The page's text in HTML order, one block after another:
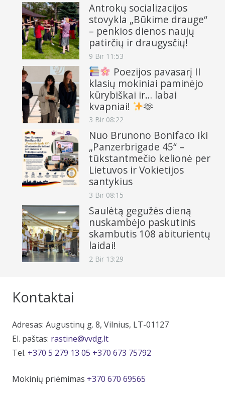
Antrokų socializacijos
stovykla „Būkime drauge“
– penkios dienos naujų
patirčių ir draugysčių!
9 Bir 11:53
Poezijos pavasarį II
klasių mokiniai paminėjo
kūrybiškai ir… labai
kvapniai!
🫶
3 Bir 08:22
Nuo Brunono Bonifaco iki
„Panzerbrigade 45“ –
tūkstantmečio kelionė per
Lietuvos ir Vokietijos
santykius
3 Bir 08:15
Saulėtą gegužės dieną
nuskambėjo paskutinis
skambutis 108 abiturientų
laidai!
2 Bir 13:29
Kontaktai
Adresas: Augustinų g. 8, Vilnius, LT-01127
El. paštas: rastine@vvdg.lt
Tel. +370 5 279 13 05 +370 673 75792
Mokinių priėmimas +370 670 69565